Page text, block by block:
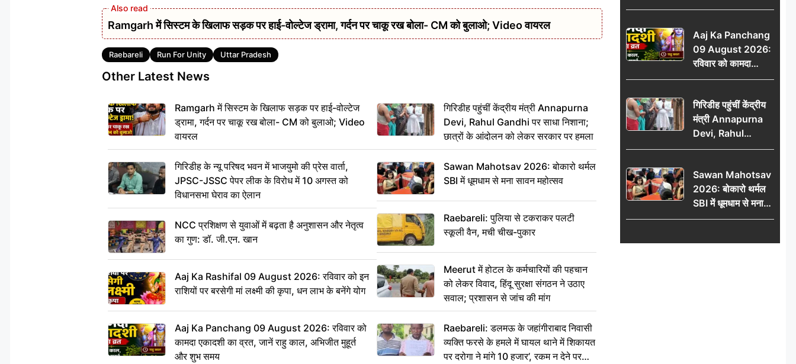
Ramgarh में सिस्टम के खिलाफ सड़क पर हाई-वोल्टेज ड्रामा, गर्दन पर चाकू रख बोला- CM को बुलाओ; Video वायरल
Tags
Raebareli Run For Unity Uttar Pradesh
Other Latest News
Ramgarh में सिस्टम के खिलाफ सड़क पर हाई-वोल्टेज
ड्रामा, गर्दन पर चाकू रख बोला- CM को बुलाओ; Video
वायरल
गिरिडीह के न्यू परिषद भवन में भाजयुमो की प्रेस वार्ता,
JPSC-JSSC पेपर लीक के विरोध में 10 अगस्त को
विधानसभा घेराव का ऐलान
NCC प्रशिक्षण से युवाओं में बढ़ता है अनुशासन और नेतृत्व
का गुण: डॉ. जी.एन. खान
Aaj Ka Rashifal 09 August 2026: रविवार को इन
राशियों पर बरसेगी मां लक्ष्मी की कृपा, धन लाभ के बनेंगे योग
Aaj Ka Panchang 09 August 2026: रविवार को
कामदा एकादशी का व्रत, जानें राहु काल, अभिजीत मुहूर्त
और शुभ समय
गिरिडीह पहुंचीं केंद्रीय मंत्री Annapurna
Devi, Rahul Gandhi पर साधा निशाना;
छात्रों के आंदोलन को लेकर सरकार पर हमला
Sawan Mahotsav 2026: बोकारो थर्मल
SBI में धूमधाम से मना सावन महोत्सव
Raebareli: पुलिया से टकराकर पलटी
स्कूली वैन, मची चीख-पुकार
Meerut में होटल के कर्मचारियों की पहचान
को लेकर विवाद, हिंदू सुरक्षा संगठन ने उठाए
सवाल; प्रशासन से जांच की मांग
Raebareli: डलमऊ के जहांगीराबाद निवासी
व्यक्ति फरसे के हमले में घायल थाने में शिकायत
पर दरोगा ने मांगे 10 हजार’, रकम न देने पर
पर बरसेगी मां लक्ष्मी की
योग
Aaj Ka Panchang
09 August 2026:
रविवार को कामदा
एकादशी का व्रत, जानें
और शुभ समय
गिरिडीह पहुंचीं केंद्रीय
मंत्री Annapurna
Devi, Rahul
Gandhi पर साधा
आंदोलन को लेकर
सरकार पर हमला
Sawan Mahotsav
2026: बोकारो थर्मल
SBI में धूमधाम से मना
सावन महोत्सव